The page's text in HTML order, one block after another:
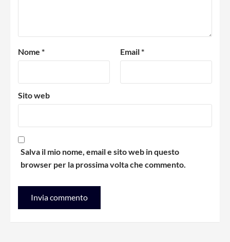
Nome * Email*
Sito web
Salva il mio nome, email e sito web in questo
browser per la prossima volta che commento.